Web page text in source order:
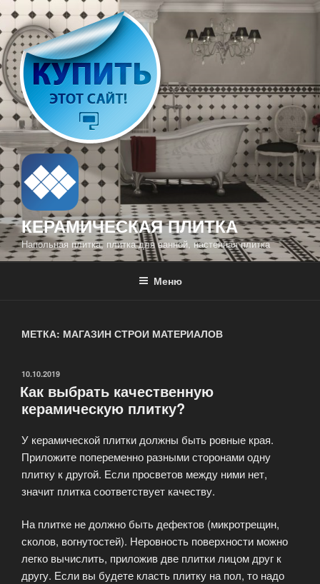
Перейти
содержимому
КЕРАМИЧЕСКАЯ ПЛИТКА
Напольная плитка, плитка для ванной, настенная плитка
Меню
МЕТКА: МАГАЗИН СТРОИ МАТЕРИАЛОВ
ОПУБЛИКОВАНО
10.10.2019
Как выбрать качественную
керамическую плитку?
У керамической плитки должны быть ровные края.
Приложите попеременно разными сторонами одну
плитку к другой. Если просветов между ними нет,
значит плитка соответствует качеству.
На плитке не должно быть дефектов (микротрещин,
сколов, вогнутостей). Неровность поверхности можно
легко вычислить, приложив две плитки лицом друг к
другу. Если вы будете класть плитку на пол, то надо